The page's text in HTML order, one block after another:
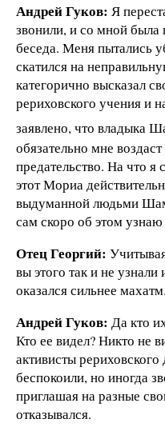
Андрей Гуков: Я
звонили, и со мной была
беседа. Меня пытались
скатился на
категорично высказал
рериховского учения и
заявлено, что владыка
обязательно мне
предательство. На что
этот Мориа
выдуманной людьми
сам скоро об этом
Отец Георгий:
вы этого так и не
оказался сильнее махатм.
Андрей Гуков: Да кто
Кто ее видел? Никто не
активисты
беспокоили, но иногда
приглашая на разные
отказывался.